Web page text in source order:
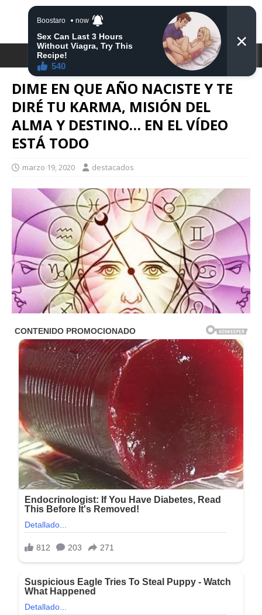
DESTACA2
DIME EN QUE AÑO NACISTE Y TE
DIRÉ TU KARMA, MISIÓN DEL
ALMA Y DESTINO… EN EL VÍDEO
ESTÁ TODO
marzo 19, 2020 destacados